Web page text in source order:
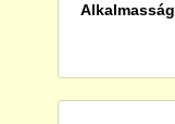
Alkalmasság